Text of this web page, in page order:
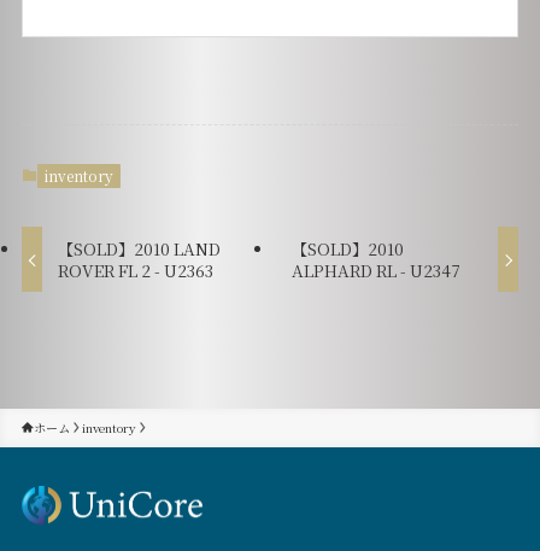
inventory
【SOLD】2010 LAND
ROVER FL 2 - U2363
【SOLD】2010
ALPHARD RL - U2347
ホーム inventory